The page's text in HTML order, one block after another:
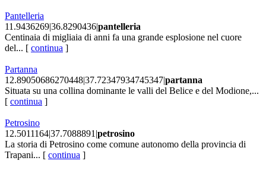
Pantelleria
11.9436269|36.8290436|pantelleria
Centinaia di migliaia di anni fa una grande esplosione nel cuore
del... [ continua ]
Partanna
12.89050686270448|37.72347934745347|partanna
Situata su una collina dominante le valli del Belice e del Modione,...
[ continua ]
Petrosino
12.5011164|37.7088891|petrosino
La storia di Petrosino come comune autonomo della provincia di
Trapani... [ continua ]